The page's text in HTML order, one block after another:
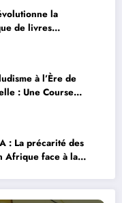
la
de livres
à l’Ère de
: Une Course
: La précarité des
Afrique face à la